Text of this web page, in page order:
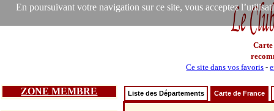
En poursuivant votre navigation sur ce site, vous acceptez
Carte
Ce site dans vos favoris -
ZONE MEMBRE Liste des Départements Carte de France